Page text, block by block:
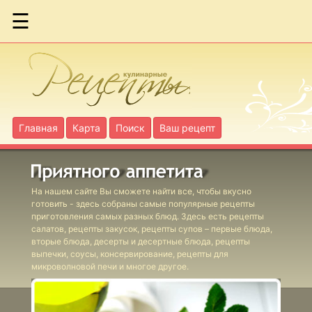
☰
Главная Карта Поиск Ваш рецепт
На нашем сайте Вы сможете найти все, чтобы вкусно
готовить - здесь собраны самые популярные рецепты
приготовления самых разных блюд. Здесь есть рецепты
салатов, рецепты закусок, рецепты супов – первые блюда,
вторые блюда, десерты и десертные блюда, рецепты
выпечки, соусы, консервирование, рецепты для
микроволновой печи и многое другое.
Бараньи
фрикадельки
по-гречески
Бараньи
голяшки в вине
Бириани с
ягнятиной
Бургеры с
фасолевым
соусом
Фаршированные